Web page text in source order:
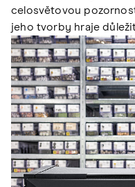
celosvětovou
jeho tvorby hraje